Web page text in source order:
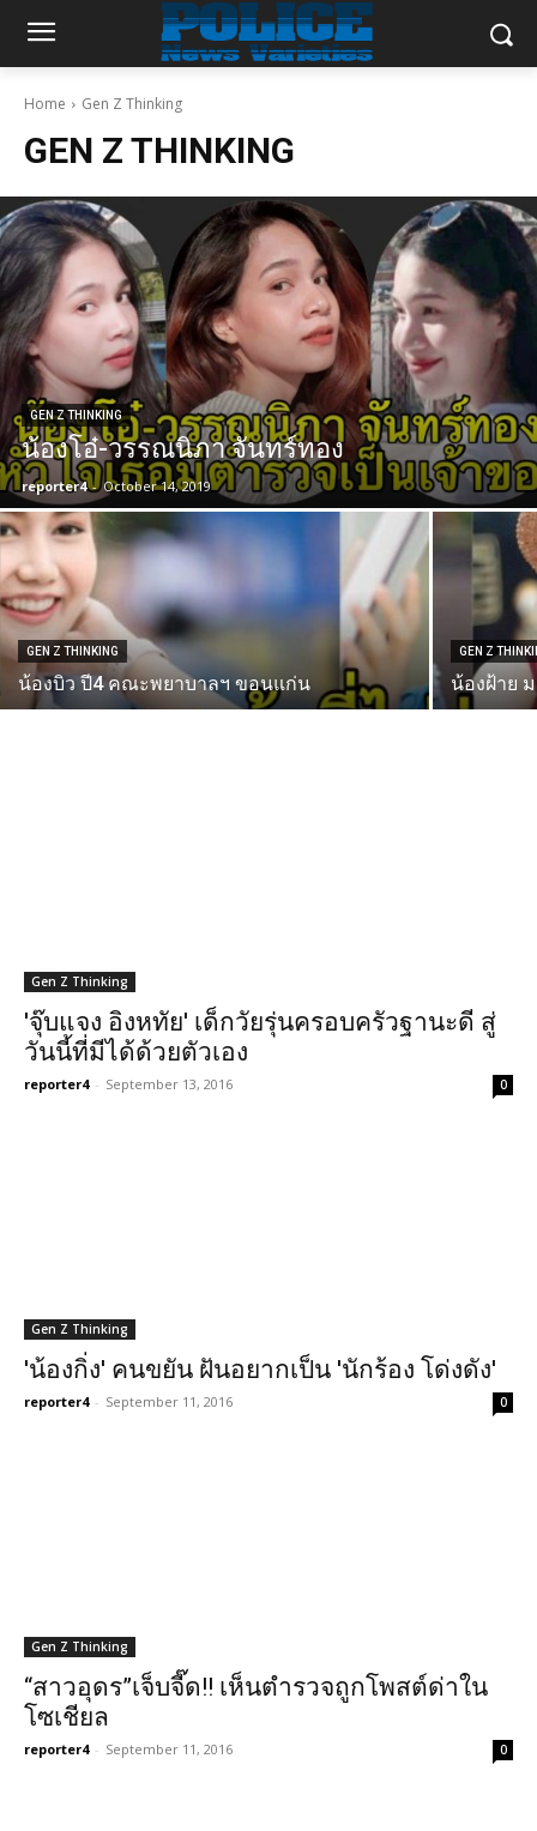
Home Gen Z Thinking
GEN Z THINKING
GEN Z THINKING
น้องโอ๋-วรรณนิภา จันทร์ทอง
reporter4 - October 14, 2019
GEN Z THINKING
น้องบิว ปี4 คณะพยาบาลฯ ขอนแก่น
GEN Z
น้องฝ้าย
Gen Z Thinking
'จุ๊บแจง อิงหทัย' เด็กวัยรุ่นครอบครัวฐานะดี สู่
วันนี้ที่มีได้ด้วยตัวเอง
reporter4 - September 13, 2016 0
Gen Z Thinking
'น้องกิ่ง' คนขยัน ฝันอยากเป็น 'นักร้อง โด่งดัง'
reporter4 - September 11, 2016 0
Gen Z Thinking
“สาวอุดร”เจ็บจี๊ด!! เห็นตำรวจถูกโพสต์ด่าใน
โซเชียล
reporter4 - September 11, 2016 0